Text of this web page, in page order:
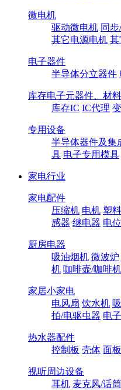
微电机
驱动微电机 同
其它电源电机 其
电子器件
半导体分立器件
库存电子元器件、材料
库存IC IC代理
专用设备
半导体器件及集
具 电子专用模具
家电行业
家电配件
压缩机 电机 塑
感器 继电器 电
厨房电器
吸油烟机 微波炉
机 咖啡壶/咖啡机
家居小家电
电风扇 饮水机
拍/电驱虫器 电
热水器配件
控制板 壳体 面板
视听周边设备
耳机 麦克风/话筒